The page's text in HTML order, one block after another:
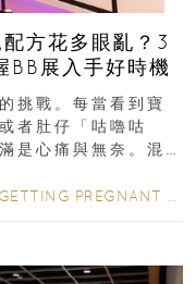
方花多眼亂？3
BB展入手好時機
挑戰。每當看到寶
者肚仔「咕嚕咕
是心痛與無奈。混
GETTING PREGNANT